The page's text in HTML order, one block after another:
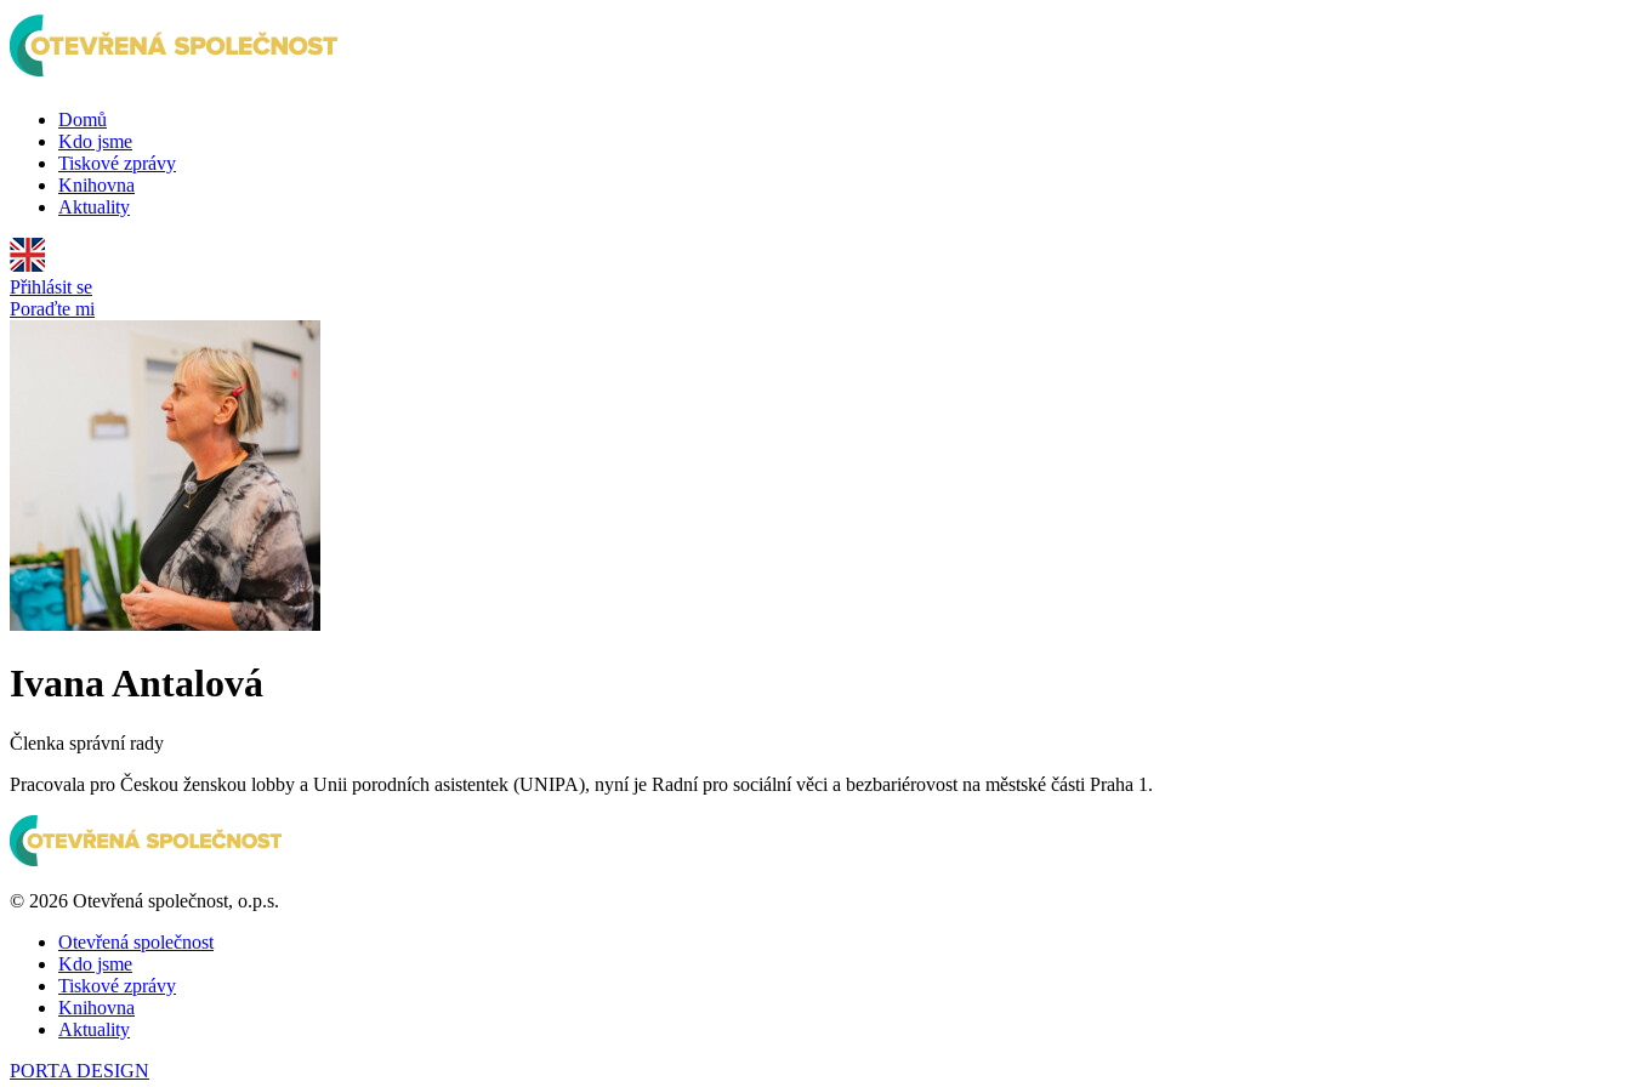
Domů
Kdo jsme
Tiskové zprávy
Knihovna
Aktuality
Přihlásit se
Poraďte mi
Ivana Antalová
Členka správní rady
Pracovala pro Českou ženskou lobby a Unii porodních asistentek (UNIPA), nyní je Radní pro sociální věci a bezbariérovost na městské části Praha 1.
© 2026 Otevřená společnost, o.p.s.
Otevřená společnost
Kdo jsme
Tiskové zprávy
Knihovna
Aktuality
PORTA DESIGN